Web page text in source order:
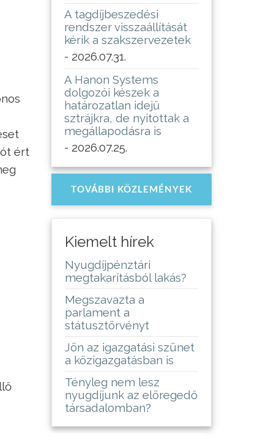
ért
A tagdíjbeszedési
rendszer visszaállítását
kérik a szakszervezetek
- 2026.07.31.
A Hanon Systems
dolgozói készek a
határozatlan idejű
sztrájkra, de nyitottak a
megállapodásra is
- 2026.07.25.
TOVÁBBI KÖZLEMÉNYEK
Kiemelt hírek
Nyugdíjpénztári
megtakarításból lakás?
Megszavazta a
parlament a
státusztörvényt
Jön az igazgatási szünet
a közigazgatásban is
Tényleg nem lesz
nyugdíjunk az elöregedő
társadalomban?